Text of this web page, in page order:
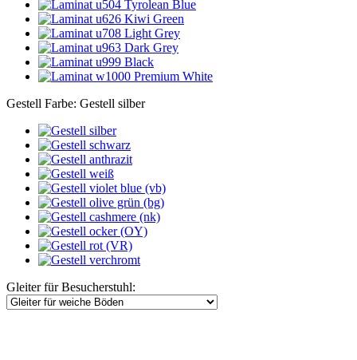
Gestell Farbe: Gestell silber
Gleiter für Besucherstuhl: